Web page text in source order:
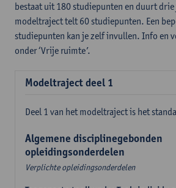
bestaat uit 180 studiepunten en duurt drie
modeltraject telt 60 studiepunten. Een
studiepunten kan je zelf invullen. Info en
onder ‘Vrije ruimte’.
Modeltraject deel 1
Deel 1 van het modeltraject is het
Algemene disciplinegebonden
opleidingsonderdelen
Verplichte opleidingsonderdelen